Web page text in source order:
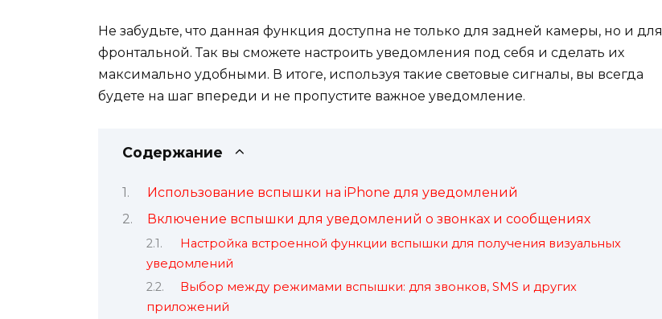
Не забудьте, что данная функция доступна не только для задней камеры, но и для
фронтальной. Так вы сможете настроить уведомления под себя и сделать их
максимально удобными. В итоге, используя такие световые сигналы, вы всегда
будете на шаг впереди и не пропустите важное уведомление.
Содержание
Использование вспышки на iPhone для уведомлений
Включение вспышки для уведомлений о звонках и сообщениях
Настройка встроенной функции вспышки для получения визуальных
уведомлений
Выбор между режимами вспышки: для звонков, SMS и других
приложений